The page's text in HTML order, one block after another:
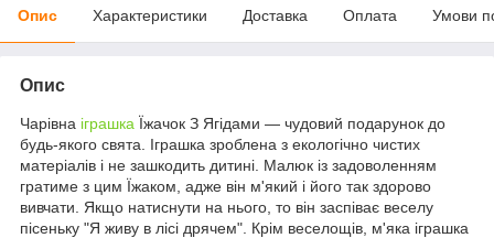
Опис Характеристики Доставка Оплата Умови
Опис
Чарівна іграшка Їжачок З Ягідами — чудовий подарунок до
будь-якого свята. Іграшка зроблена з екологічно чистих
матеріалів і не зашкодить дитині. Малюк із задоволенням
гратиме з цим Їжаком, адже він м'який і його так здорово
вивчати. Якщо натиснути на нього, то він заспіває веселу
пісеньку "Я живу в лісі дрячем". Крім веселощів, м'яка іграшка